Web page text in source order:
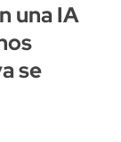
una IA
se